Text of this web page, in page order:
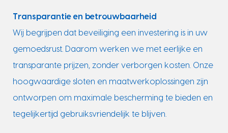
Transparantie en betrouwbaarheid
Wij begrijpen dat beveiliging een investering is in uw
gemoedsrust. Daarom werken we met eerlijke en
transparante prijzen, zonder verborgen kosten. Onze
hoogwaardige sloten en maatwerkoplossingen zijn
ontworpen om maximale bescherming te bieden en
tegelijkertijd gebruiksvriendelijk te blijven.